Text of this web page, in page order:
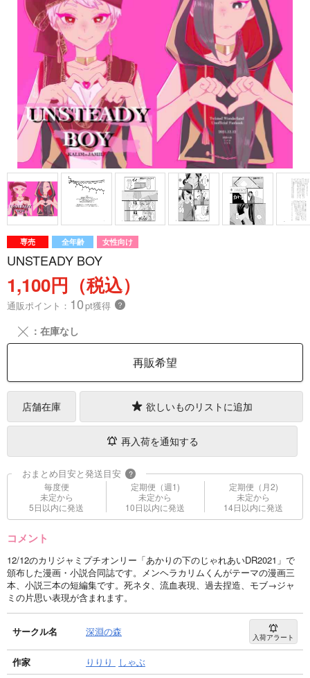
専売 全年齢 女性向け
UNSTEADY BOY
1,100円（税込）
通販ポイント： 10pt獲得 ？
╳ ：在庫なし
再販希望
店舗在庫 欲しいものリストに追加
再入荷を通知する
おまとめ目安と発送目安 ?
毎度便
未定から
5日以内に発送
定期便（週1)
未定から
10日以内に発送
定期便（月2)
未定から
14日以内に発送
コメント
12/12のカリジャミプチオンリー「あかりの下のじゃれあいDR2021」で
頒布した漫画・小説合同誌です。メンヘラカリムくんがテーマの漫画三
本、小説三本の短編集です。死ネタ、流血表現、過去捏造、モブ→ジャ
ミの片思い表現が含まれます。
サークル名 深淵の森 入荷アラート
作家 りりり
しゃぶ